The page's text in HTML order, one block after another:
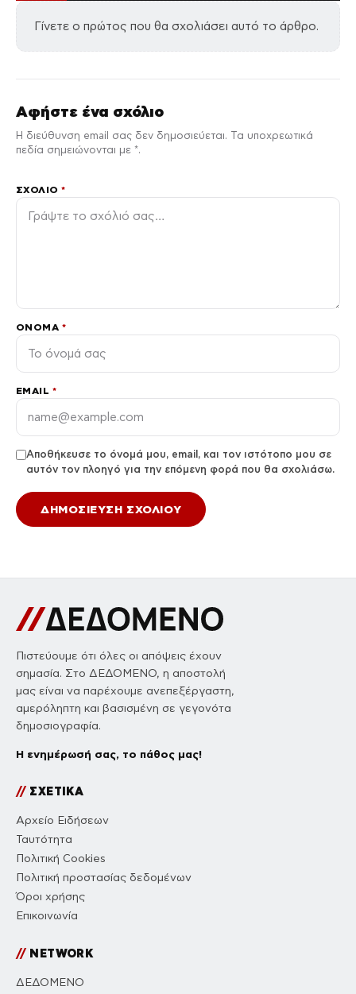
Γίνετε ο πρώτος που θα σχολιάσει αυτό το άρθρο.
Αφήστε ένα σχόλιο
Η διεύθυνση email σας δεν δημοσιεύεται. Τα υποχρεωτικά
πεδία σημειώνονται με *.
ΣΧΌΛΙΟ*
ΌΝΟΜΑ *
EMAIL *
Αποθήκευσε το όνομά μου, email, και τον ιστότοπο μου σε
αυτόν τον πλοηγό για την επόμενη φορά που θα σχολιάσω.
Πιστεύουμε ότι όλες οι απόψεις έχουν
σημασία. Στο ΔΕΔΟΜΕΝΟ, η αποστολή
μας είναι να παρέχουμε ανεπεξέργαστη,
αμερόληπτη και βασισμένη σε γεγονότα
δημοσιογραφία.
Η ενημέρωσή σας, το πάθος μας!
//ΣΧΕΤΙΚΑ
Αρχείο Ειδήσεων
Ταυτότητα
Πολιτική Cookies
Πολιτική προστασίας δεδομένων
Όροι χρήσης
Επικοινωνία
//NETWORK
ΔΕΔΟΜΕΝΟ